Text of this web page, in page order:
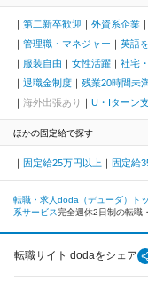
第二新卒歓迎 外資系企業
管理職・マネジャー
英語
服装自由
女性活躍 社宅
退職金制度
残業20時間未
海外出張あり
U・Iターン
ほかの固定給で探す
固定給25万円以上 固定給
転職・求人doda（デューダ）ト
系サービス完全週休2日制の転職
転職サイト dodaをシェア